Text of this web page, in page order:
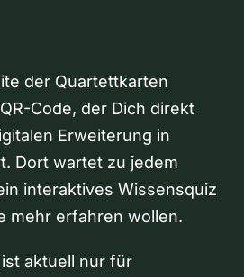
der Quartettkarten
Code, der Dich direkt
Erweiterung in
Dort wartet zu jedem
interaktives Wissensquiz
mehr erfahren wollen.
aktuell nur für